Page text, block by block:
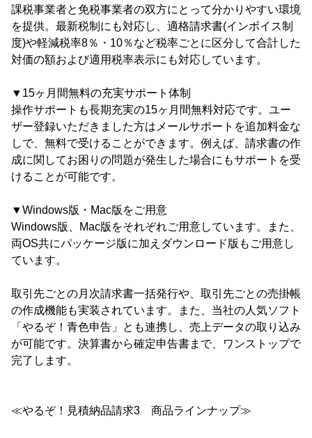
課税事業者と免税事業者の双方にとって分かりやすい環境
を提供。最新税制にも対応し、適格請求書(インボイス制
度)や軽減税率8％・10％など税率ごとに区分して合計した
対価の額および適用税率表示にも対応しています。
▼15ヶ月間無料の充実サポート体制
操作サポートも長期充実の15ヶ月間無料対応です。ユー
ザー登録いただきました方はメールサポートを追加料金な
しで、無料で受けることができます。例えば、請求書の作
成に関してお困りの問題が発生した場合にもサポートを受
けることが可能です。
▼Windows版・Mac版をご用意
Windows版、Mac版をそれぞれご用意しています。また、
両OS共にパッケージ版に加えダウンロード版もご用意し
ています。
取引先ごとの月次請求書一括発行や、取引先ごとの売掛帳
の作成機能も実装されています。また、当社の人気ソフト
「やるぞ！青色申告」とも連携し、売上データの取り込み
が可能です。決算書から確定申告書まで、ワンストップで
完了します。
≪やるぞ！見積納品請求3 商品ラインナップ≫